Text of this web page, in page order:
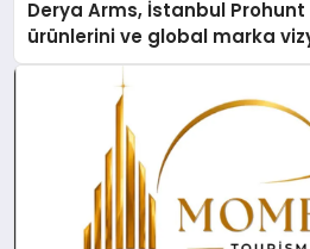
Derya Arms, İstanbul Prohunt
ürünlerini ve global marka